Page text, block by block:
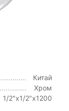
Китай
Хром
1/2"x1/2"x1200